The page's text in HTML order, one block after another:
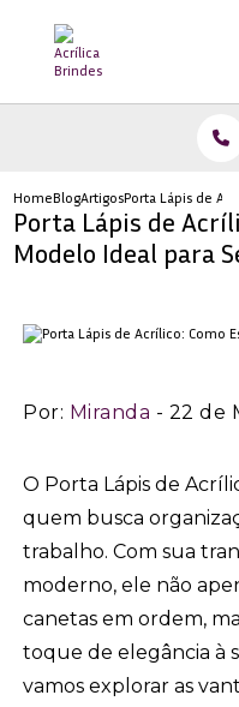
HomeBlogArtigosPorta Lápis de
Porta Lápis de
Modelo Ideal para
Por: Miranda - 22 de
O Porta Lápis de
quem busca
trabalho. Com sua
moderno, ele não
canetas em ordem,
toque de elegância à
vamos explorar as